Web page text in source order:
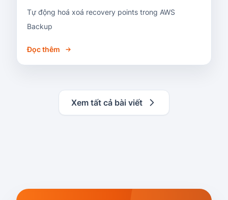
Tự động hoá xoá recovery points trong AWS
Backup
Đọc thêm
Xem tất cả bài viết